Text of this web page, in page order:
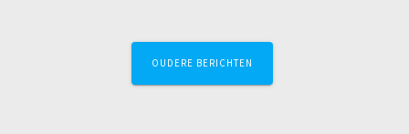
OUDERE BERICHTEN